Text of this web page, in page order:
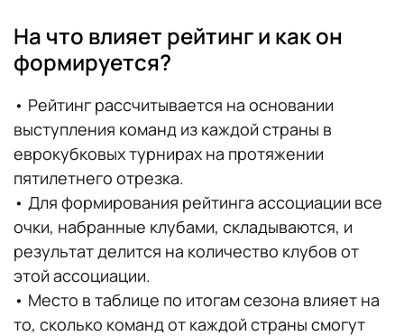
На что влияет рейтинг и как он
формируется?
• Рейтинг рассчитывается на основании
выступления команд из каждой страны в
еврокубковых турнирах на протяжении
пятилетнего отрезка.
• Для формирования рейтинга ассоциации все
очки, набранные клубами, складываются, и
результат делится на количество клубов от
этой ассоциации.
• Место в таблице по итогам сезона влияет на
то, сколько команд от каждой страны смогут